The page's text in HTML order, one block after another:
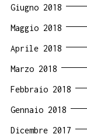
Giugno 2018
Maggio 2018
Aprile 2018
Marzo 2018
Febbraio 2018
Gennaio 2018
Dicembre 2017